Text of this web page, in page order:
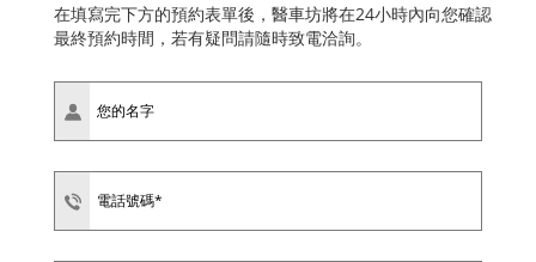
在填寫完下方的預約表單後，醫車坊將在24小時內向您確認
最終預約時間，若有疑問請隨時致電洽詢。